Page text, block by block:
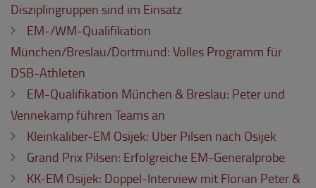
Disziplingruppen sind im Einsatz
EM-/WM-Qualifikation
München/Breslau/Dortmund: Volles Programm für
DSB-Athleten
EM-Qualifikation München & Breslau: Peter und
Vennekamp führen Teams an
Kleinkaliber-EM Osijek: Über Pilsen nach Osijek
Grand Prix Pilsen: Erfolgreiche EM-Generalprobe
KK-EM Osijek: Doppel-Interview mit Florian Peter &